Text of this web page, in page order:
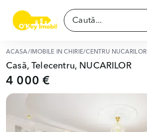
ACASĂ/ IMOBILE ÎN CHIRIE/CENTRU NUCARILOR
Casă, Telecentru, NUCARILOR
4 000 €